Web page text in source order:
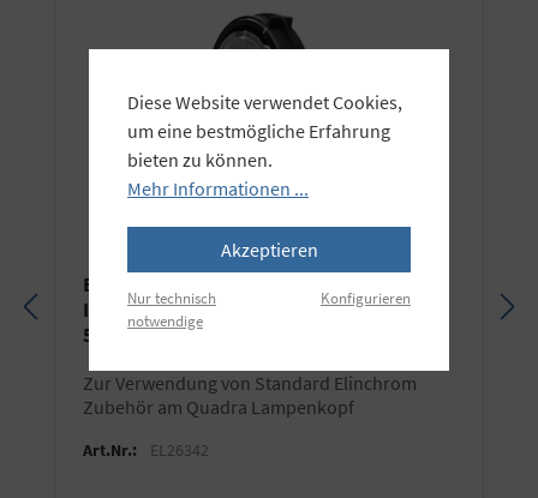
Elinchrom Quadra Bajonett-Adapter MK-
II – Heavy Duty für Quadra/ELB 400/ELB
500 TTL
zur Verwendung von Standard Elinchrom
Zubehör am Quadra Lampenkopf
Art.Nr.: EL26342
Diese Website verwendet Cookies,
um eine bestmögliche Erfahrung
bieten zu können.
Mehr Informationen ...
Akzeptieren
Nur technisch
notwendige
Konfigurieren